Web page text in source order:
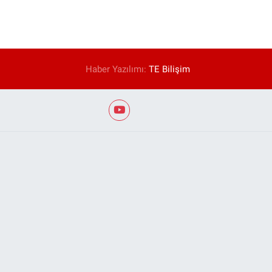
Haber Yazılımı:TE Bilişim